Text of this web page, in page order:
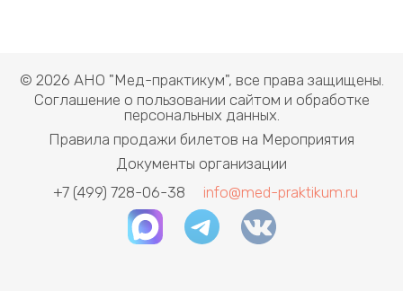
© 2026 АНО "Мед-практикум", все права защищены.
Соглашение о пользовании сайтом и обработке
персональных данных.
Правила продажи билетов на Мероприятия
Документы организации
+7 (499) 728-06-38
info@med-praktikum.ru